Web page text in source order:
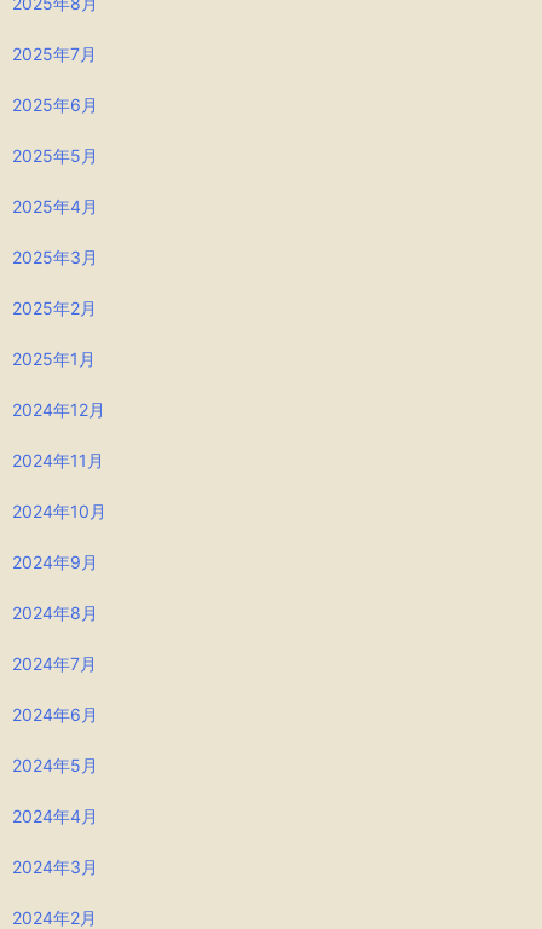
2025年7月
2025年6月
2025年5月
2025年4月
2025年3月
2025年2月
2025年1月
2024年12月
2024年11月
2024年10月
2024年9月
2024年8月
2024年7月
2024年6月
2024年5月
2024年4月
2024年3月
2024年2月